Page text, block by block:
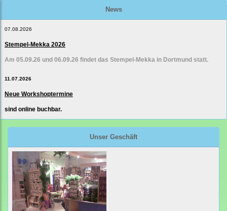
News
07.08.2026
Stempel-Mekka 2026
Am 05.09.26 und 06.09.26 findet das Stempel-Mekka in Dortmund statt.
11.07.2026
Neue Workshoptermine
sind online buchbar.
Unser Geschäft